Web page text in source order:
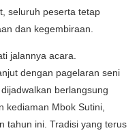
seluruh peserta tetap
dan kegembiraan.
jalannya acara.
dengan pagelaran seni
berlangsung
kediaman Mbok Sutini,
tahun ini. Tradisi yang terus